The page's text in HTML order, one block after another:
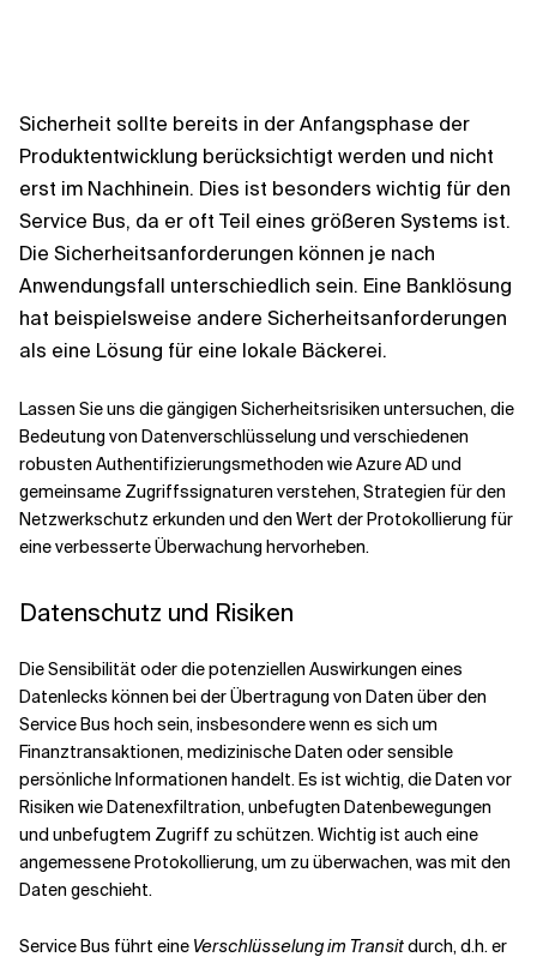
Verwandte Themen
Sicherheit sollte bereits in der Anfangsphase der
Produktentwicklung berücksichtigt werden und nicht
erst im Nachhinein. Dies ist besonders wichtig für den
Service Bus, da er oft Teil eines größeren Systems ist.
Die Sicherheitsanforderungen können je nach
Anwendungsfall unterschiedlich sein. Eine Banklösung
hat beispielsweise andere Sicherheitsanforderungen
als eine Lösung für eine lokale Bäckerei.
Lassen Sie uns die gängigen Sicherheitsrisiken untersuchen, die
Bedeutung von Datenverschlüsselung und verschiedenen
robusten Authentifizierungsmethoden wie Azure AD und
gemeinsame Zugriffssignaturen verstehen, Strategien für den
Netzwerkschutz erkunden und den Wert der Protokollierung für
eine verbesserte Überwachung hervorheben.
Datenschutz und Risiken
Die Sensibilität oder die potenziellen Auswirkungen eines
Datenlecks können bei der Übertragung von Daten über den
Service Bus hoch sein, insbesondere wenn es sich um
Finanztransaktionen, medizinische Daten oder sensible
persönliche Informationen handelt. Es ist wichtig, die Daten vor
Risiken wie Datenexfiltration, unbefugten Datenbewegungen
und unbefugtem Zugriff zu schützen. Wichtig ist auch eine
angemessene Protokollierung, um zu überwachen, was mit den
Daten geschieht.
Service Bus führt eine Verschlüsselung im Transitdurch, d.h. er